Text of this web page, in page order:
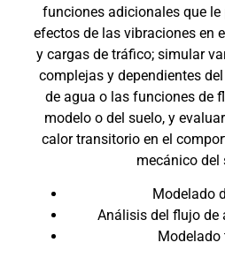
funciones adicionales que
efectos de las vibraciones en
y cargas de tráfico; simular
complejas y dependientes
de agua o las funciones de
modelo o del suelo, y
calor transitorio en el
mecánico del
Modelado
Análisis del flujo de
Modelado